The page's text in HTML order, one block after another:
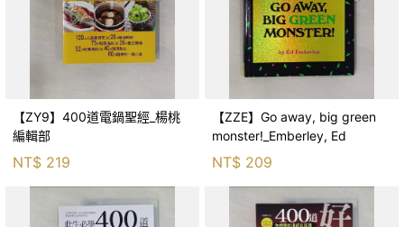
【ZY9】400道電鍋聖經_楊桃
編輯部
NT$ 219
【ZZE】Go away, big green
monster!_Emberley, Ed
NT$ 209